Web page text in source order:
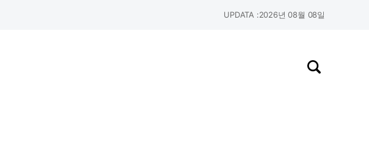
UPDATA :2026년 08월 08일
검색창 열기